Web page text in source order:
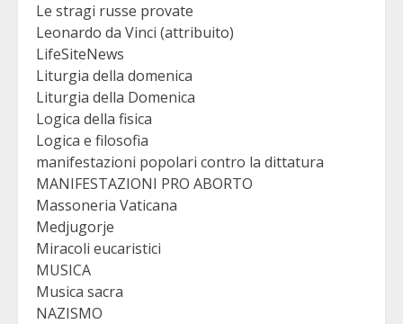
Le stragi russe provate
Leonardo da Vinci (attribuito)
LifeSiteNews
Liturgia della domenica
Liturgia della Domenica
Logica della fisica
Logica e filosofia
manifestazioni popolari contro la dittatura
MANIFESTAZIONI PRO ABORTO
Massoneria Vaticana
Medjugorje
Miracoli eucaristici
MUSICA
Musica sacra
NAZISMO